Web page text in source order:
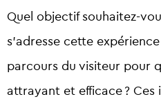
Quel objectif souhaitez-
s’adresse cette
parcours du visiteur pour
attrayant et efficace ?